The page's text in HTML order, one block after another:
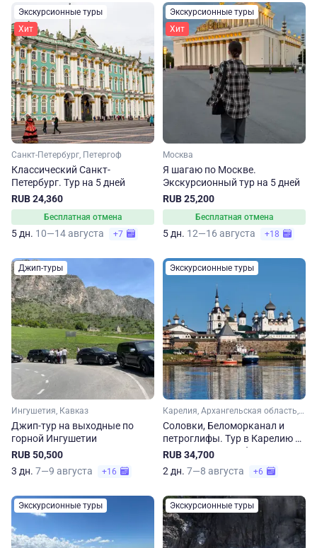
Экскурсионные туры
Хит
Санкт-Петербург, Петергоф
Классический Санкт-
Петербург. Тур на 5 дней
RUB 24,360
Бесплатная отмена
5 дн. 10—14 августа +7
Экскурсионные туры
Хит
Москва
Я шагаю по Москве.
Экскурсионный тур на 5 дней
RUB 25,200
Бесплатная отмена
5 дн. 12—16 августа +18
Джип-туры
Ингушетия, Кавказ
Джип-тур на выходные по
горной Ингушетии
RUB 50,500
3 дн. 7—9 августа +16
Экскурсионные туры
Карелия, Архангельская область, Арктика
Соловки, Беломорканал и
петроглифы. Тур в Карелию и
Архангельскую область
RUB 34,700
2 дн. 7—8 августа +6
Экскурсионные туры Экскурсионные туры